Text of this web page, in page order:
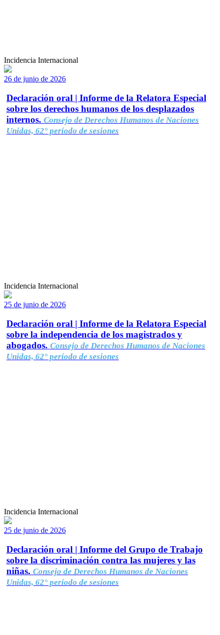
Incidencia Internacional
26 de junio de 2026
Declaración oral | Informe de la Relatora Especial
sobre los derechos humanos de los desplazados
internos. Consejo de Derechos Humanos de Naciones
Unidas, 62° período de sesiones
Incidencia Internacional
25 de junio de 2026
Declaración oral | Informe de la Relatora Especial
sobre la independencia de los magistrados y
abogados. Consejo de Derechos Humanos de Naciones
Unidas, 62° período de sesiones
Incidencia Internacional
25 de junio de 2026
Declaración oral | Informe del Grupo de Trabajo
sobre la discriminación contra las mujeres y las
niñas. Consejo de Derechos Humanos de Naciones
Unidas, 62° período de sesiones